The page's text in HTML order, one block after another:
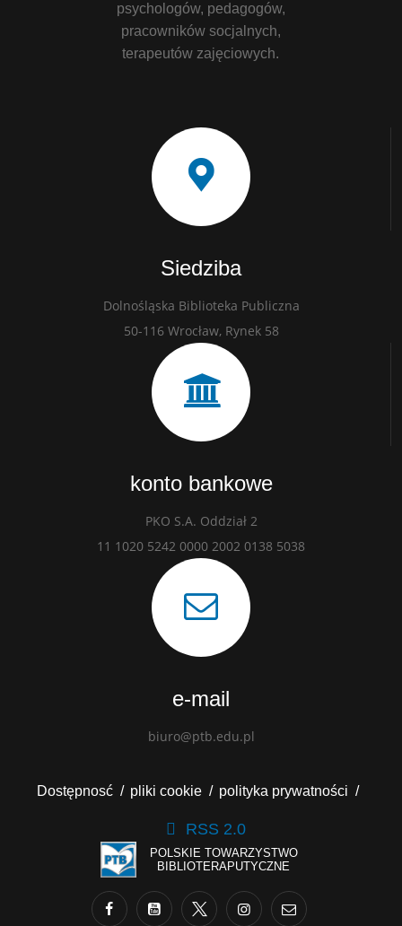
psychologów, pedagogów,
pracowników socjalnych,
terapeutów zajęciowych.
Siedziba
Dolnośląska Biblioteka Publiczna
50-116 Wrocław, Rynek 58
konto bankowe
PKO S.A. Oddział 2
11 1020 5242 0000 2002 0138 5038
e-mail
biuro@ptb.edu.pl
Dostępnosć pliki cookie polityka prywatności
RSS 2.0
POLSKIE TOWARZYSTWO
BIBLIOTERAPUTYCZNE